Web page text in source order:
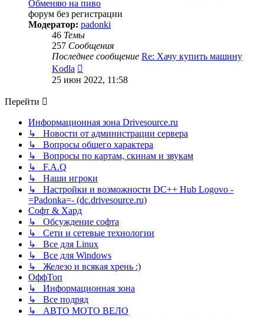
Обменяю на пиво
форум без регистрации
Модератор: padonki
46 Темы
257 Сообщения
Последнее сообщение Re: Хачу купить машину
Kodla
к
последнему
25 июн 2022, 11:58
Перейти
Информационная зона Drivesource.ru
↳ Новости от администрации сервера
↳ Вопросы общего характера
↳ Вопросы по картам, скинам и звукам
↳ F.A.Q
↳ Наши игроки
↳ Настройки и возможности DC++ Hub Logovo -
=Padonka=- (dc.drivesource.ru)
Софт & Хард
↳ Обсуждение софта
↳ Сети и сетевые технологии
↳ Все для Linux
↳ Все для Windows
↳ Железо и всякая хрень :)
ОффТоп
↳ Информационная зона
↳ Все подряд
↳ АВТО МОТО ВЕЛО